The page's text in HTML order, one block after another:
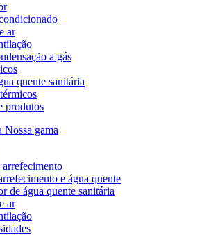
ar
a gás
quente sanitária
produtos
Nossa gama
e água quente
de água quente sanitária
ar